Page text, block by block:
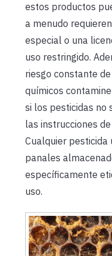
estos productos
a menudo
especial o una
uso restringido.
riesgo constante
químicos
si los pesticidas no
las instrucciones
Cualquier pesticida
panales
específicamente
uso.